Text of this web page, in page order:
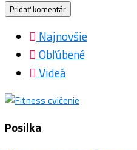
Najnovšie
Obľúbené
Videá
Posilka